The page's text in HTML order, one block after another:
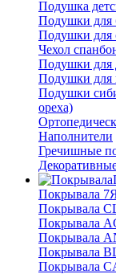
Подушка
Подушки для
Подушки для
Чехол
Подушки для
Подушки для
Подушки
ореха)
Наполнители
Гречишные
Покрывала
Покрывала
Покрывала
Покрывала
Покрывала
Покрывала